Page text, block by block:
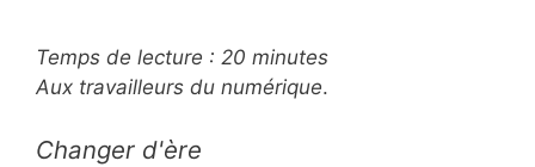
Temps de lecture : 20 minutes
Aux travailleurs du numérique.
Changer d'ère